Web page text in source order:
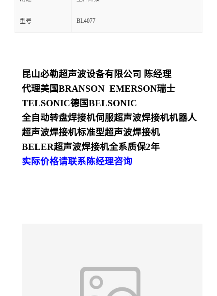
型号 BL4077
昆山必勒超声波设备有限公司 陈经理
代理美国BRANSON EMERSON瑞士
TELSONIC德国BELSONIC
全自动转盘焊接机伺服超声波焊接机机器人
超声波焊接机标准型超声波焊接机
BELER超声波焊接机全系质保2年
实际价格请联系陈经理咨询